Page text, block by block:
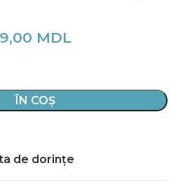
MDL
ÎN COȘ
de dorințe